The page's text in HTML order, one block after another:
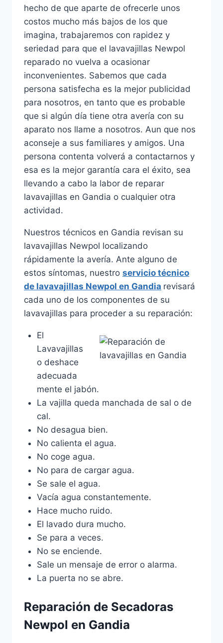
hecho de que aparte de ofrecerle unos
costos mucho más bajos de los que
imagina, trabajaremos con rapidez y
seriedad para que el lavavajillas Newpol
reparado no vuelva a ocasionar
inconvenientes. Sabemos que cada
persona satisfecha es la mejor publicidad
para nosotros, en tanto que es probable
que si algún día tiene otra avería con su
aparato nos llame a nosotros. Aun que nos
aconseje a sus familiares y amigos. Una
persona contenta volverá a contactarnos y
esa es la mejor garantía cara el éxito, sea
llevando a cabo la labor de reparar
lavavajillas en Gandia o cualquier otra
actividad.
Nuestros técnicos en Gandia revisan su
lavavajillas Newpol localizando
rápidamente la avería. Ante alguno de
estos síntomas, nuestro servicio técnico
de lavavajillas Newpol en Gandia revisará
cada uno de los componentes de su
lavavajillas para proceder a su reparación:
El
Lavavajillas
o deshace
adecuada
mente el jabón.
La vajilla queda manchada de sal o de
cal.
No desagua bien.
No calienta el agua.
No coge agua.
No para de cargar agua.
Se sale el agua.
Vacía agua constantemente.
Hace mucho ruido.
El lavado dura mucho.
Se para a veces.
No se enciende.
Sale un mensaje de error o alarma.
La puerta no se abre.
Reparación de Secadoras
Newpol en Gandia